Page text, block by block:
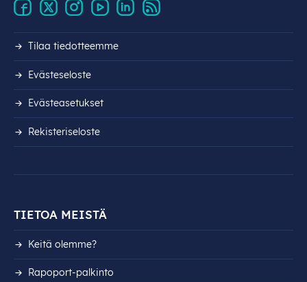
Tilaa tiedotteemme
Evästeseloste
Evästeasetukset
Rekisteri­seloste
TIETOA MEISTÄ
Keitä olemme?
Rapoport-palkinto